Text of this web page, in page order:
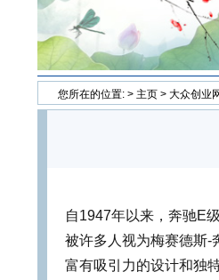
您所在的位置: > 主页 > 大众创业
自1947年以来，奔驰E
被许多人视为梅赛德斯-
富有吸引力的设计和独